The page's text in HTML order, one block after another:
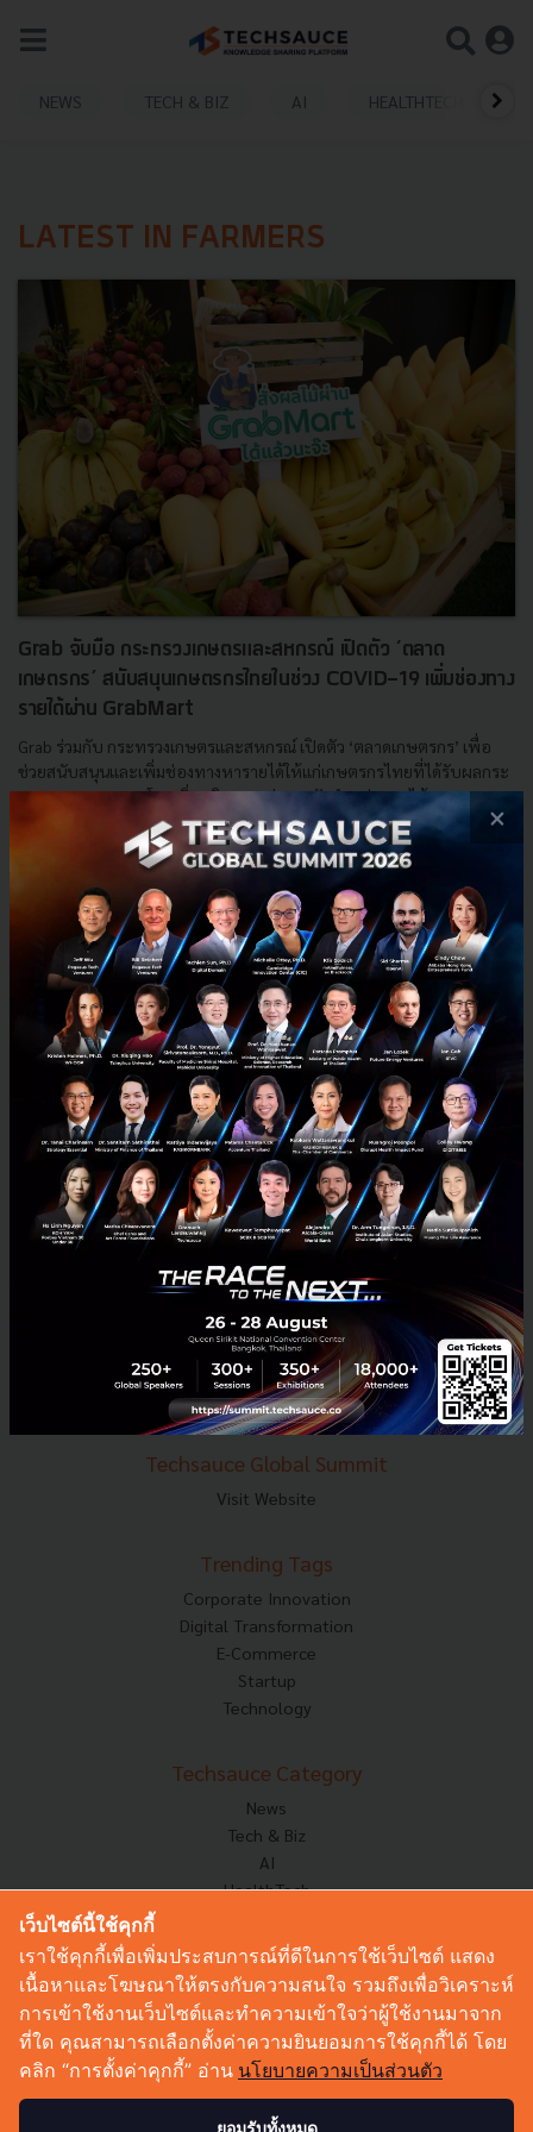
NEWS TECH & BIZ AI HEALTHTECH
LATEST IN FARMERS
​Grab จับมือ กระทรวงเกษตรและสหกรณ์ เปิดตัว ‘ตลาด
เกษตรกร’ สนับสนุนเกษตรกรไทยในช่วง COVID-19 เพิ่มช่องทาง
รายได้ผ่าน GrabMart
Grab ร่วมกับ กระทรวงเกษตรและสหกรณ์ เปิดตัว ‘ตลาดเกษตรกร’ เพื่อ
ช่วยสนับสนุนและเพิ่มช่องทางหารายได้ให้แก่เกษตรกรไทยที่ได้รับผลกระ
ทบจาก COVID-19 โดยเพิ่มบริการขนส่งและจัดจำหน่ายผลไม้ค...
| ByTechsauce Team
Grab MoAC Farmers grabmart
E-mail :contact@techsauce.co
Tel : 02-001-5375
Mobile : 06-4658-9500
Techsauce Media
About Techsauce
Techsauce Services
Privacy Policy
ส่งบทความ
Techsauce Global Summit
Visit Website
Trending Tags
Corporate Innovation
Digital Transformation
E-Commerce
Startup
Technology
Techsauce Category
News
Tech & Biz
AI
HealthTech
Corp Innov
Saucy Thoughts
Sustainable
Videos
Podcast
×
เว็บไซต์นี้ใช้คุกกี้
เราใช้คุกกี้เพื่อเพิ่มประสบการณ์ที่ดีในการใช้เว็บไซต์ แสดง
เนื้อหาและโฆษณาให้ตรงกับความสนใจ รวมถึงเพื่อวิเคราะห์
การเข้าใช้งานเว็บไซต์และทำความเข้าใจว่าผู้ใช้งานมาจาก
ที่ใด คุณสามารถเลือกตั้งค่าความยินยอมการใช้คุกกี้ได้ โดย
คลิก “การตั้งค่าคุกกี้” อ่าน นโยบายความเป็นส่วนตัว
ยอมรับทั้งหมด